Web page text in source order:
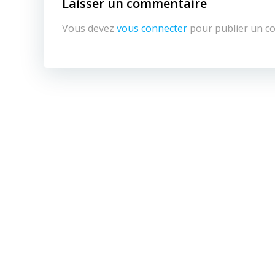
Laisser un commentaire
Vous devez vous connecter pour publier un